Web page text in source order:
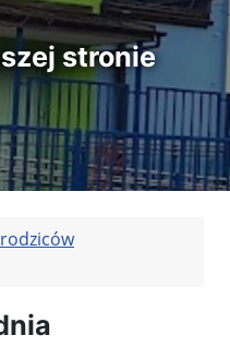
stronie